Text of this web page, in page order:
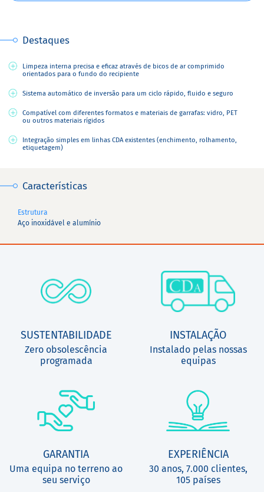
Destaques
Limpeza interna precisa e eficaz através de bicos de ar comprimido
orientados para o fundo do recipiente
Sistema automático de inversão para um ciclo rápido, fluido e seguro
Compatível com diferentes formatos e materiais de garrafas: vidro, PET
ou outros materiais rígidos
Integração simples em linhas CDA existentes (enchimento, rolhamento,
etiquetagem)
Características
Estrutura
Aço inoxidável e alumínio
SUSTENTABILIDADE
Zero obsolescência
programada
INSTALAÇÃO
Instalado pelas nossas
equipas
GARANTIA
Uma equipa no terreno ao
seu serviço
EXPERIÊNCIA
30 anos, 7.000 clientes,
105 países